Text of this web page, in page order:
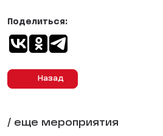
Назад
Поделиться:
/ еще мероприятия